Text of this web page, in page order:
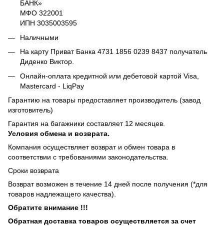
БАНК»
МФО 322001
ИПН 3035003595
Наличными
На карту Приват Банка 4731 1856 0239 8437 получатель
Диденко Виктор.
Онлайн-оплата кредитной или дебетовой картой Visa,
Mastercard - LiqPay
Гарантию на товары предоставляет производитель (завод
изготовитель)
Гарантия на багажники составляет 12 месяцев.
Условия обмена и возврата.
Компания осуществляет возврат и обмен товара в
соответствии с требованиями законодательства.
Сроки возврата
Возврат возможен в течение 14 дней после получения (*для
товаров надлежащего качества).
Обратите внимание !!!
Обратная доставка товаров осуществляется за счет